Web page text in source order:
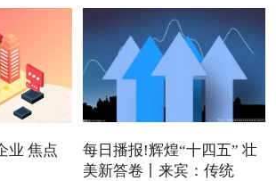
业 焦点
每日播报!辉煌“十四五” 壮
美新答卷丨来宾：传统